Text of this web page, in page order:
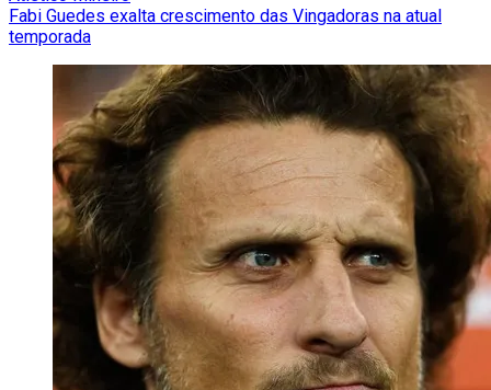
Fabi Guedes exalta crescimento das Vingadoras na atual
temporada